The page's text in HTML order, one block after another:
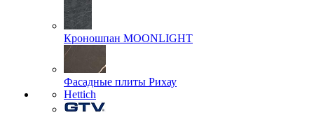
Кроношпан MOONLIGHT
Фасадные плиты Рихау
Hettich